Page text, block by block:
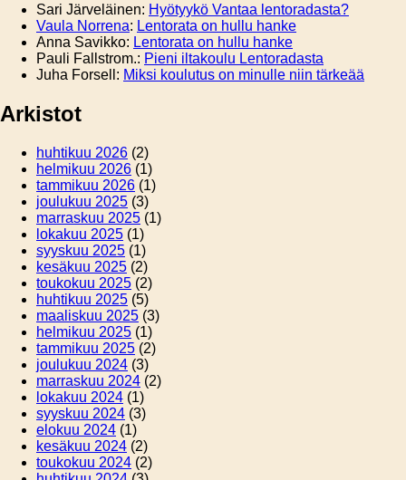
Sari Järveläinen: Hyötyykö Vantaa lentoradasta?
Vaula Norrena: Lentorata on hullu hanke
Anna Savikko: Lentorata on hullu hanke
Pauli Fallstrom.: Pieni iltakoulu Lentoradasta
Juha Forsell : Miksi koulutus on minulle niin tärkeää
Arkistot
huhtikuu 2026 (2)
helmikuu 2026 (1)
tammikuu 2026 (1)
joulukuu 2025 (3)
marraskuu 2025 (1)
lokakuu 2025 (1)
syyskuu 2025 (1)
kesäkuu 2025 (2)
toukokuu 2025 (2)
huhtikuu 2025 (5)
maaliskuu 2025 (3)
helmikuu 2025 (1)
tammikuu 2025 (2)
joulukuu 2024 (3)
marraskuu 2024 (2)
lokakuu 2024 (1)
syyskuu 2024 (3)
elokuu 2024 (1)
kesäkuu 2024 (2)
toukokuu 2024 (2)